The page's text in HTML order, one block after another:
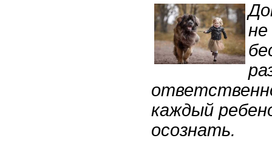
каждый
осознать.